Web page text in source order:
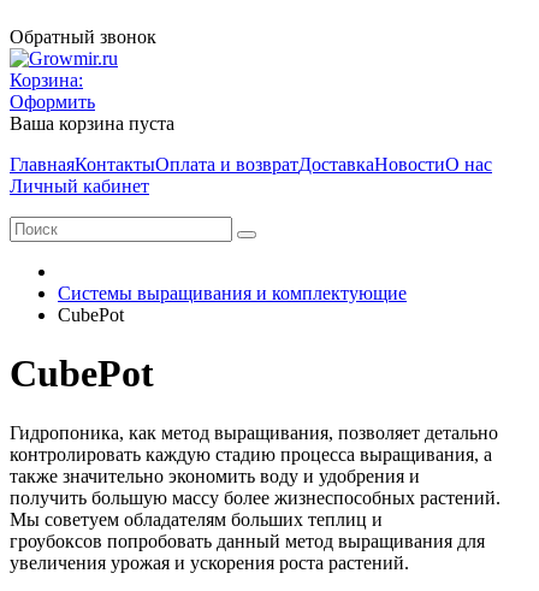
Обратный звонок
Корзина:
Оформить
Ваша корзина пуста
ГлавнаяКонтактыОплата и возвратДоставкаНовостиО нас
Личный кабинет
Системы выращивания и комплектующие
CubePot
CubePot
Гидропоника, как метод выращивания, позволяет детально
контролировать каждую стадию процесса выращивания, а
также значительно экономить воду и удобрения и
получить большую массу более жизнеспособных растений.
Мы советуем обладателям больших теплиц и
гроубоксов попробовать данный метод выращивания для
увеличения урожая и ускорения роста растений.